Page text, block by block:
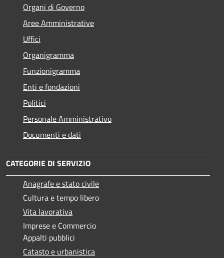
Organi di Governo
Aree Amministrative
Uffici
Organigramma
Funzionigramma
Enti e fondazioni
Politici
Personale Amministrativo
Documenti e dati
CATEGORIE DI SERVIZIO
Anagrafe e stato civile
Cultura e tempo libero
Vita lavorativa
Imprese e Commercio
Appalti pubblici
Catasto e urbanistica